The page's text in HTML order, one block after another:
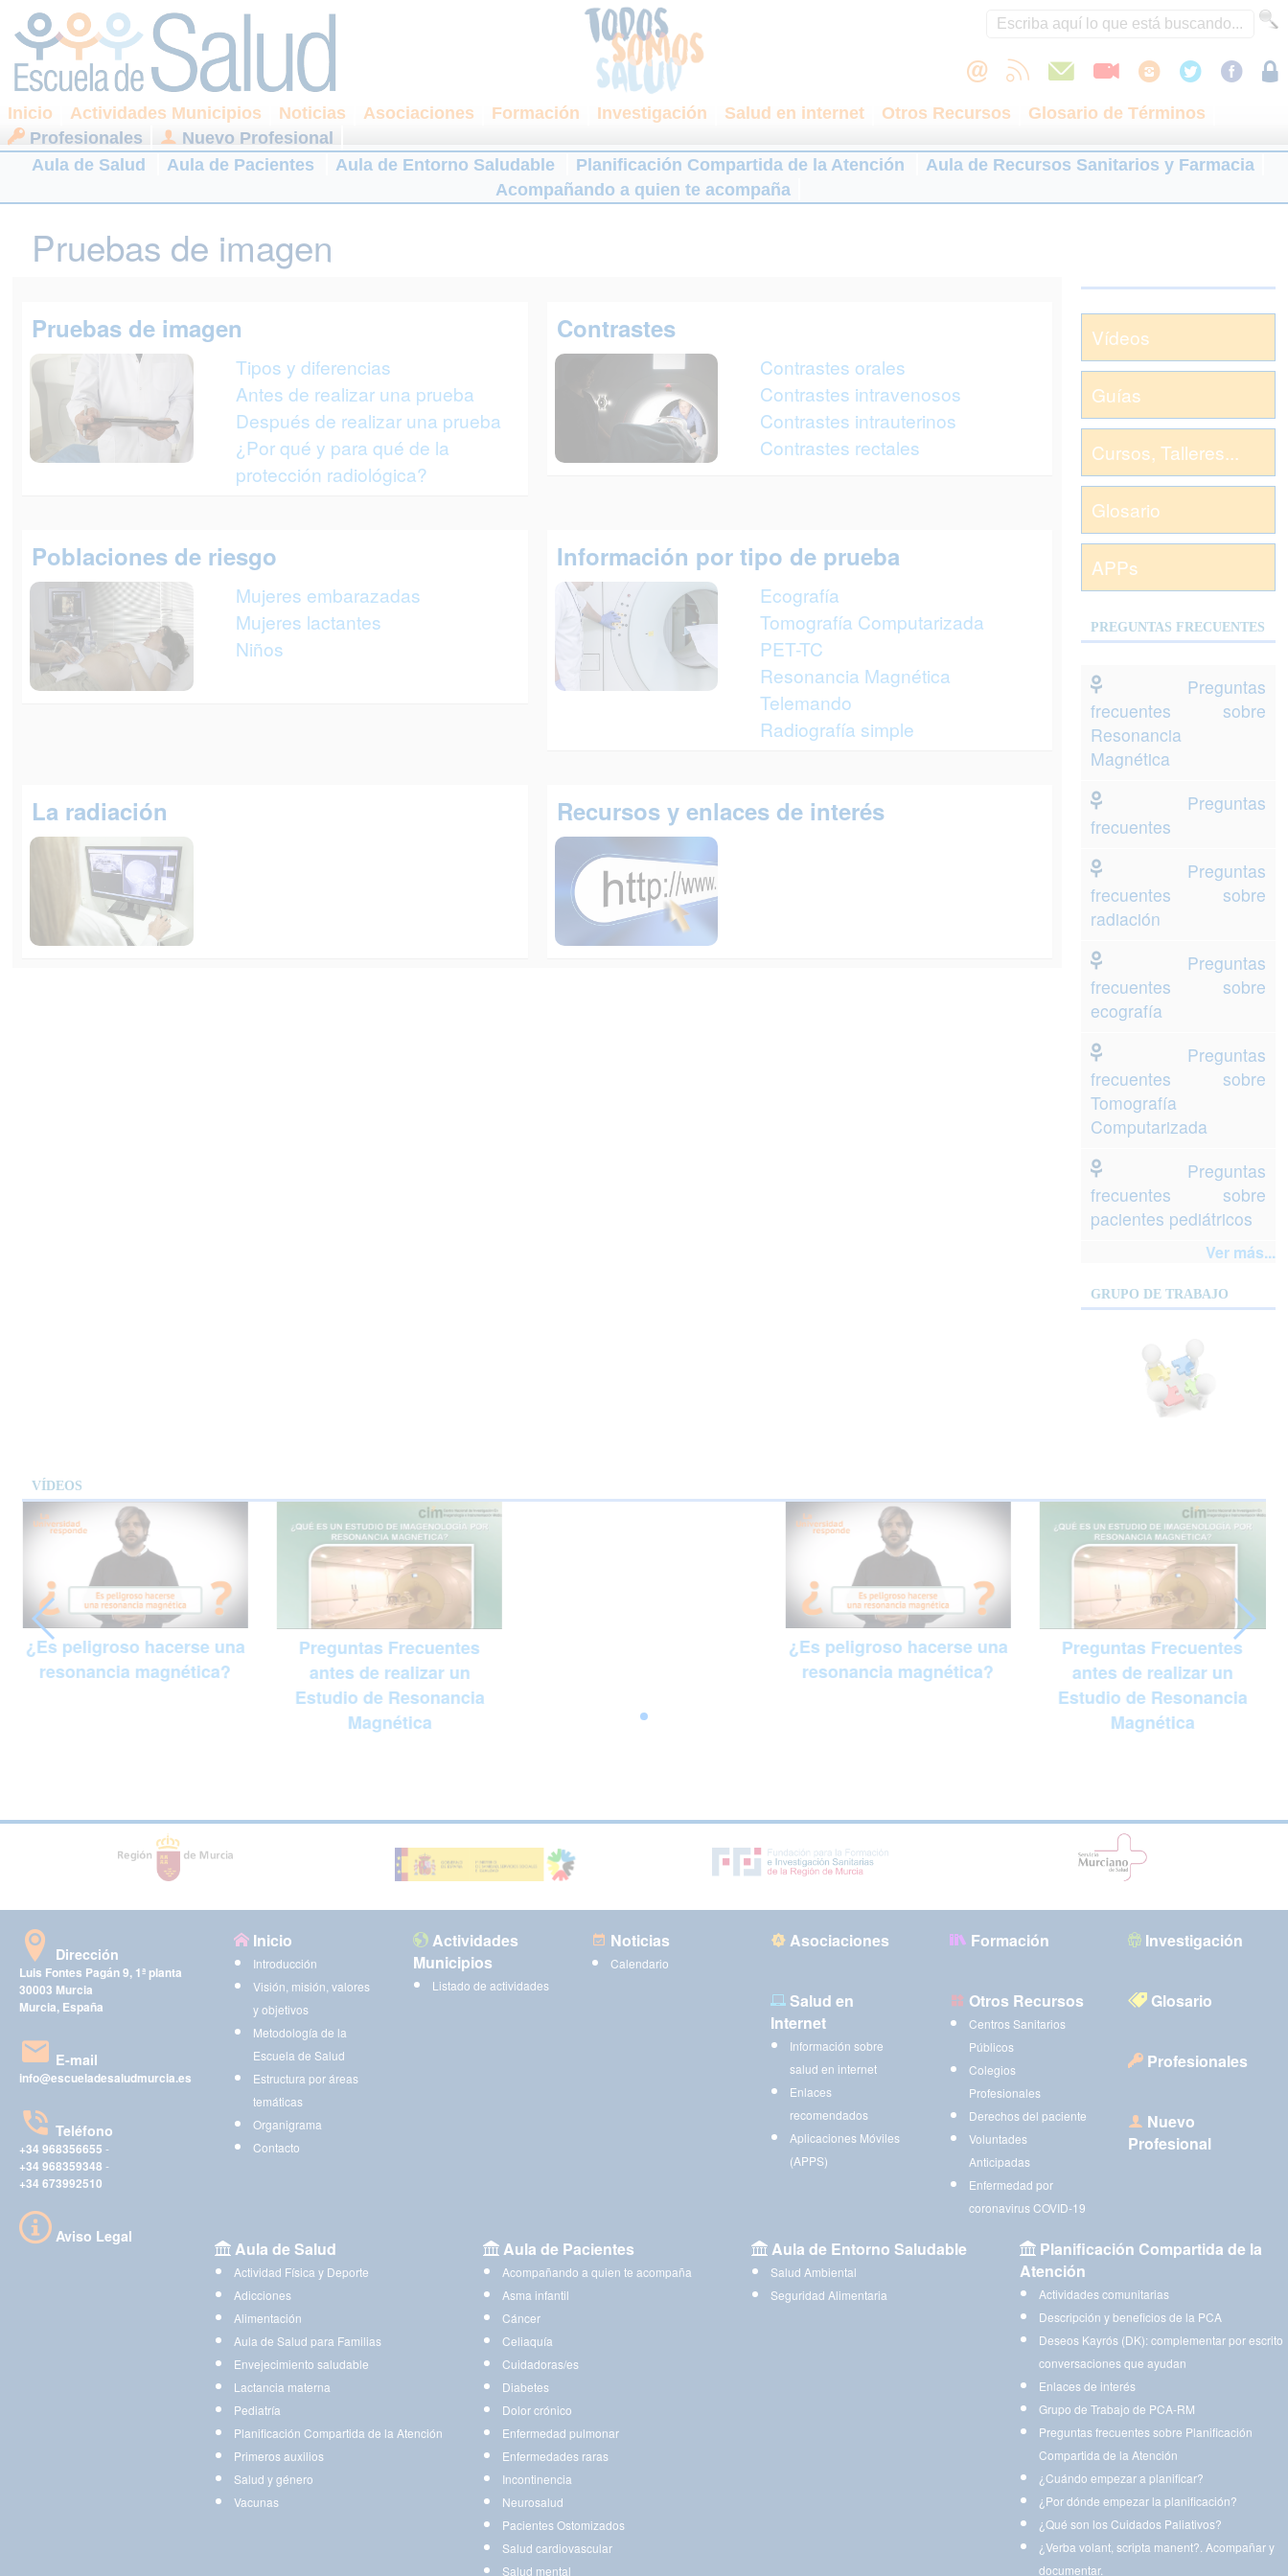
Inicio Actividades Municipios Noticias Asociaciones Formación Investigación Salud en internet Otros Recursos
Glosario de Términos
Profesionales
Nuevo Profesional
Aula de Salud
Aula de Pacientes Aula de Entorno Saludable Planificación Compartida de la Atención
Aula de Recursos Sanitarios y Farmacia
Acompañando a quien te acompaña
Pruebas de imagen
Pruebas de imagen
Tipos y diferencias
Antes de realizar una prueba
Después de realizar una prueba
¿Por qué y para qué de la
protección radiológica?
Contrastes
Contrastes orales
Contrastes intravenosos
Contrastes intrauterinos
Contrastes rectales
Poblaciones de riesgo
Mujeres embarazadas
Mujeres lactantes
Niños
Información por tipo de prueba
Ecografía
Tomografía Computarizada
PET-TC
Resonancia Magnética
Telemando
Radiografía simple
La radiación Recursos y enlaces de interés
Vídeos
Guías
Cursos, Talleres...
Glosario
APPs
PREGUNTAS FRECUENTES
Preguntas
frecuentes sobre
Resonancia
Magnética
Preguntas
frecuentes
Preguntas
frecuentes sobre
radiación
Preguntas
frecuentes sobre
ecografía
Preguntas
frecuentes sobre
Tomografía
Computarizada
Preguntas
frecuentes sobre
pacientes pediátricos
Ver más...
GRUPO DE TRABAJO
VÍDEOS
¿Es peligroso hacerse una
resonancia magnética?
Preguntas Frecuentes
antes de realizar un
Estudio de Resonancia
Magnética
¿Es peligroso hacerse una
resonancia magnética?
Preguntas Frecuentes
antes de realizar un
Estudio de Resonancia
Magnética
Dirección
Luis Fontes Pagán 9, 1ª planta
30003 Murcia
Murcia, España
E-mail
info@escueladesaludmurcia.es
Teléfono
+34 968356655 -
+34 968359348 -
+34 673992510
Aviso Legal
Inicio
Introducción
Visión, misión, valores
y objetivos
Metodología de la
Escuela de Salud
Estructura por áreas
temáticas
Organigrama
Contacto
Actividades
Municipios
Listado de actividades
Noticias
Calendario
Asociaciones Formación Investigación
Salud en
Internet
Información sobre
salud en internet
Enlaces
recomendados
Aplicaciones Móviles
(APPS)
Otros Recursos
Centros Sanitarios
Públicos
Colegios
Profesionales
Derechos del paciente
Voluntades
Anticipadas
Enfermedad por
coronavirus COVID-19
Glosario
Profesionales
Nuevo
Profesional
Aula de Salud
Actividad Física y Deporte
Adicciones
Alimentación
Aula de Salud para Familias
Envejecimiento saludable
Lactancia materna
Pediatría
Planificación Compartida de la Atención
Primeros auxilios
Salud y género
Vacunas
Aula de Pacientes
Acompañando a quien te acompaña
Asma infantil
Cáncer
Celiaquía
Cuidadoras/es
Diabetes
Dolor crónico
Enfermedad pulmonar
Enfermedades raras
Incontinencia
Neurosalud
Pacientes Ostomizados
Salud cardiovascular
Salud mental
Aula de Entorno Saludable
Salud Ambiental
Seguridad Alimentaria
Planificación Compartida de la
Atención
Actividades comunitarias
Descripción y beneficios de la PCA
Deseos Kayrós (DK): complementar por escrito
conversaciones que ayudan
Enlaces de interés
Grupo de Trabajo de PCA-RM
Preguntas frecuentes sobre Planificación
Compartida de la Atención
¿Cuándo empezar a planificar?
¿Por dónde empezar la planificación?
¿Qué son los Cuidados Paliativos?
¿Verba volant, scripta manent?. Acompañar y
documentar.